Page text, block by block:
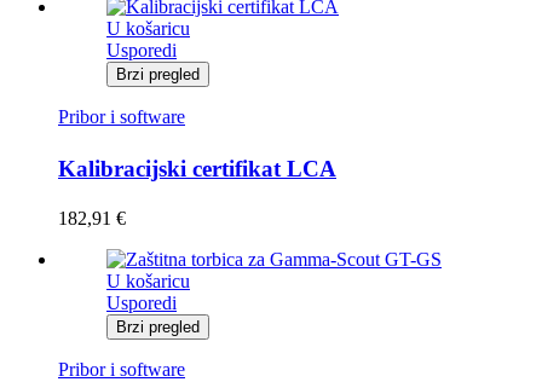
U košaricu
Usporedi
Brzi pregled
Pribor i software
Kalibracijski certifikat LCA
182,91 €
U košaricu
Usporedi
Brzi pregled
Pribor i software